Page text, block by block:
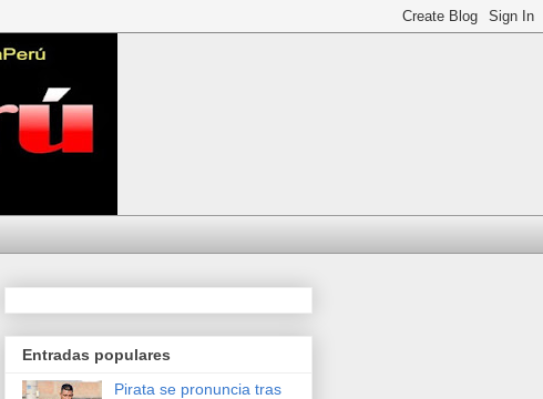
Entradas populares
Pirata se pronuncia tras